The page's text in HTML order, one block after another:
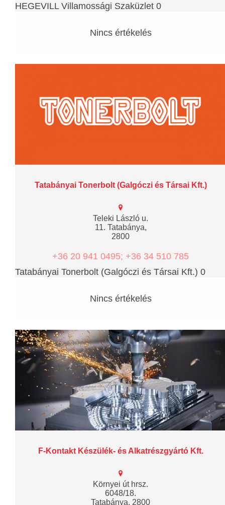
HEGEVILL Villamossági Szaküzlet 0
Nincs értékelés
Tatabányai Tonerbolt (Galgóczi és Társai Kft.)
Teleki László u.
11. Tatabánya,
2800
+36 20 941 0495; +36 34 510 785
Tatabányai Tonerbolt (Galgóczi és Társai Kft.) 0
Nincs értékelés
F-Kontakt Készülék- és Alkatrészgyártó Kft.
Környei út hrsz.
6048/18.
Tatabánya, 2800